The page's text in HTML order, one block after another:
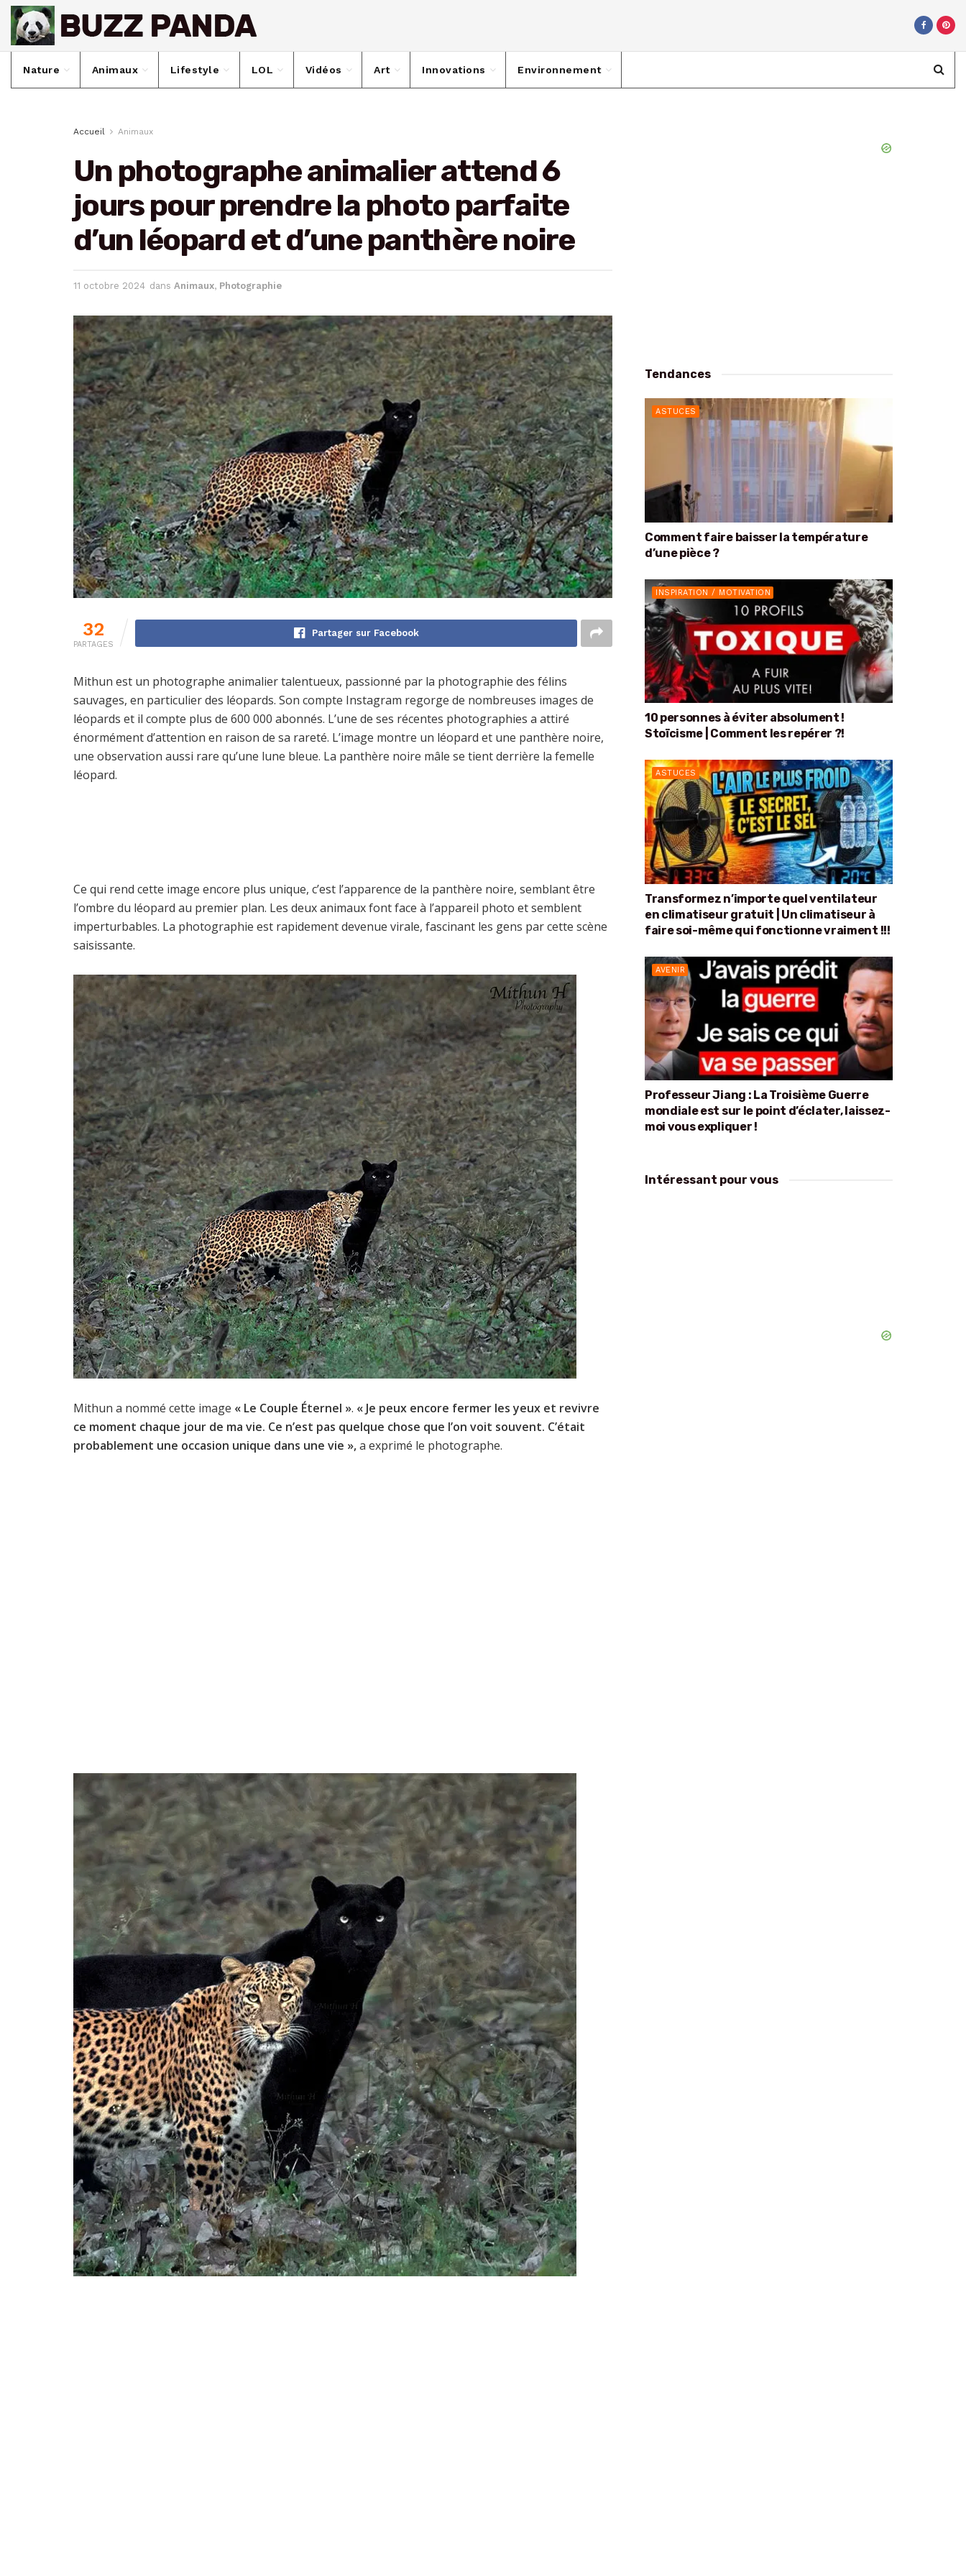
Nature Animaux Lifestyle LOL Vidéos Art Innovations Environnement
Accueil Animaux
Un photographe animalier attend 6
jours pour prendre la photo parfaite
d’un léopard et d’une panthère noire
11 octobre 2024 dans Animaux, Photographie
32
PARTAGES
Partager sur Facebook
Mithun est un photographe animalier talentueux, passionné par la photographie des félins
sauvages, en particulier des léopards. Son compte Instagram regorge de nombreuses images de
léopards et il compte plus de 600 000 abonnés. L’une de ses récentes photographies a attiré
énormément d’attention en raison de sa rareté. L’image montre un léopard et une panthère noire,
une observation aussi rare qu’une lune bleue. La panthère noire mâle se tient derrière la femelle
léopard.
Ce qui rend cette image encore plus unique, c’est l’apparence de la panthère noire, semblant être
l’ombre du léopard au premier plan. Les deux animaux font face à l’appareil photo et semblent
imperturbables. La photographie est rapidement devenue virale, fascinant les gens par cette scène
saisissante.
Mithun a nommé cette image « Le Couple Éternel ». « Je peux encore fermer les yeux et revivre
ce moment chaque jour de ma vie. Ce n’est pas quelque chose que l’on voit souvent. C’était
probablement une occasion unique dans une vie »,a exprimé le photographe.
Tendances
ASTUCES
Comment faire baisser la température
d’une pièce ?
INSPIRATION / MOTIVATION
10 personnes à éviter absolument !
Stoïcisme | Comment les repérer ?!
ASTUCES
Transformez n’importe quel ventilateur
en climatiseur gratuit | Un climatiseur à
faire soi-même qui fonctionne vraiment !!!
AVENIR
Professeur Jiang : La Troisième Guerre
mondiale est sur le point d’éclater, laissez-
moi vous expliquer !
Intéressant pour vous